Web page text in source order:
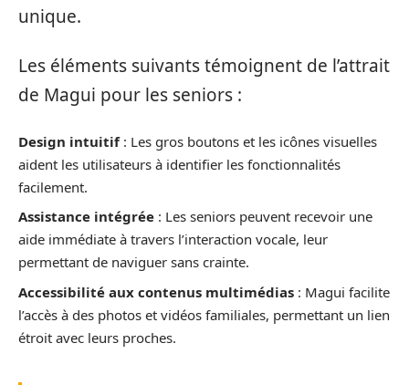
unique.
Les éléments suivants témoignent de l’attrait
de Magui pour les seniors :
Design intuitif: Les gros boutons et les icônes visuelles
aident les utilisateurs à identifier les fonctionnalités
facilement.
Assistance intégrée : Les seniors peuvent recevoir une
aide immédiate à travers l’interaction vocale, leur
permettant de naviguer sans crainte.
Accessibilité aux contenus multimédias : Magui facilite
l’accès à des photos et vidéos familiales, permettant un lien
étroit avec leurs proches.